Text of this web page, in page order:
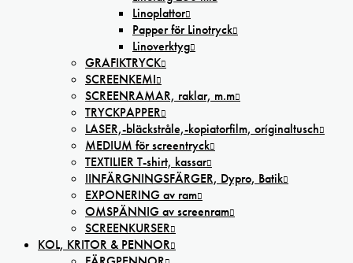
Linoplattor
Papper för Linotryck
Linoverktyg
GRAFIKTRYCK
SCREENKEMI
SCREENRAMAR, raklar, m.m
TRYCKPAPPER
LASER,-bläckstråle,-kopiatorfilm, oríginaltusch
MEDIUM för screentryck
TEXTILIER T-shirt, kassar
IINFÄRGNINGSFÄRGER, Dypro, Batik
EXPONERING av ram
OMSPÄNNIG av screenram
SCREENKURSER
KOL, KRITOR & PENNOR